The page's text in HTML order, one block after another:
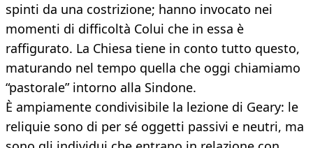
spinti da una costrizione; hanno invocato nei
momenti di difficoltà Colui che in essa è
raffigurato. La Chiesa tiene in conto tutto questo,
maturando nel tempo quella che oggi chiamiamo
“pastorale” intorno alla Sindone.
È ampiamente condivisibile la lezione di Geary: le
reliquie sono di per sé oggetti passivi e neutri, ma